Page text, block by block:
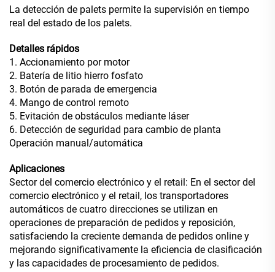
La detección de palets permite la supervisión en tiempo
real del estado de los palets.
Detalles rápidos
1. Accionamiento por motor
2. Batería de litio hierro fosfato
3. Botón de parada de emergencia
4. Mango de control remoto
5. Evitación de obstáculos mediante láser
6. Detección de seguridad para cambio de planta
Operación manual/automática
Aplicaciones
Sector del comercio electrónico y el retail: En el sector del
comercio electrónico y el retail, los transportadores
automáticos de cuatro direcciones se utilizan en
operaciones de preparación de pedidos y reposición,
satisfaciendo la creciente demanda de pedidos online y
mejorando significativamente la eficiencia de clasificación
y las capacidades de procesamiento de pedidos.